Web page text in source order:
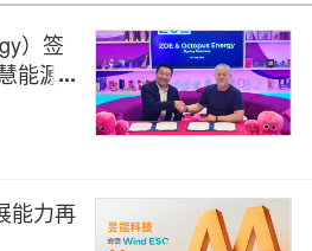
）签
能源新
能力再